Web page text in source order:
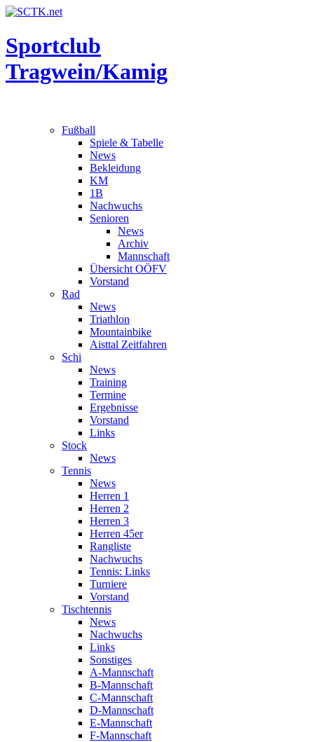
Sportclub
Tragwein/Kamig
Fußball
Spiele & Tabelle
News
Bekleidung
KM
1B
Nachwuchs
Senioren
News
Archiv
Mannschaft
Übersicht OÖFV
Vorstand
Rad
News
Triathlon
Mountainbike
Aisttal Zeitfahren
Schi
News
Training
Termine
Ergebnisse
Vorstand
Links
Stock
News
Tennis
News
Herren 1
Herren 2
Herren 3
Herren 45er
Rangliste
Nachwuchs
Tennis: Links
Turniere
Vorstand
Tischtennis
News
Nachwuchs
Links
Sonstiges
A-Mannschaft
B-Mannschaft
C-Mannschaft
D-Mannschaft
E-Mannschaft
F-Mannschaft